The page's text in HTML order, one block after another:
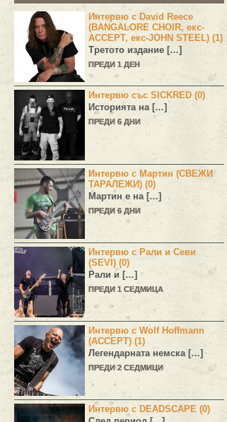
Интервю с David Reece
(BANGALORE CHOIR, екс-
ACCEPT, екс-JOHN STEEL) (1)
Третото издание […]
ПРЕДИ 1 ДЕН
Интервю със SICKRED (0)
Историята на […]
ПРЕДИ 6 ДНИ
Интервю с Мартин (СВЕЖИ
ТАРАЛЕЖИ) (0)
Мартин е на […]
ПРЕДИ 6 ДНИ
Интервю с Рали и Севи
(SEVI) (0)
Рали и […]
ПРЕДИ 1 СЕДМИЦА
Интервю с Wolf Hoffmann
(ACCEPT) (1)
Легендарната немска […]
ПРЕДИ 2 СЕДМИЦИ
Интервю с DEADSCAPE (0)